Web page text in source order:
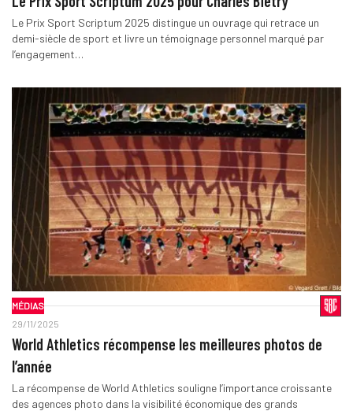
Le Prix Sport Scriptum 2025 distingue un ouvrage qui retrace un
demi-siècle de sport et livre un témoignage personnel marqué par
l’engagement…
MÉDIAS
29/11/2025
World Athletics récompense les meilleures photos de
l’année
La récompense de World Athletics souligne l’importance croissante
des agences photo dans la visibilité économique des grands